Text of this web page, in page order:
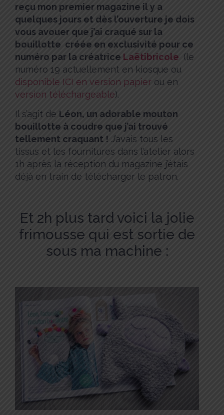
reçu mon premier magazine il y a
quelques jours et dès l’ouverture je dois
vous avouer que j’ai craqué sur la
bouillotte créée en exclusivité pour ce
numéro par la créatrice Laëtibricole (le
numéro 19 actuellement en kiosque ou
disponible ICI en version papier ou en
version téléchargeable).
Il s’agit de Léon, un adorable mouton
bouillotte à coudre que j’ai trouvé
tellement craquant ! J’avais tous les
tissus et les fournitures dans l’atelier alors
1h après la réception du magazine j’étais
déjà en train de télécharger le patron.
Et 2h plus tard voici la jolie
frimousse qui est sortie de
sous ma machine :